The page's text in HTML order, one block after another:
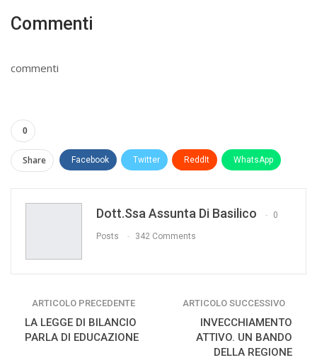
Commenti
commenti
0
Share Facebook Twitter ReddIt WhatsApp
Dott.ssa Assunta Di Basilico 0
Posts 342 Comments
ARTICOLO PRECEDENTE
LA LEGGE DI BILANCIO
PARLA DI EDUCAZIONE
ARTICOLO SUCCESSIVO
INVECCHIAMENTO
ATTIVO. UN BANDO
DELLA REGIONE